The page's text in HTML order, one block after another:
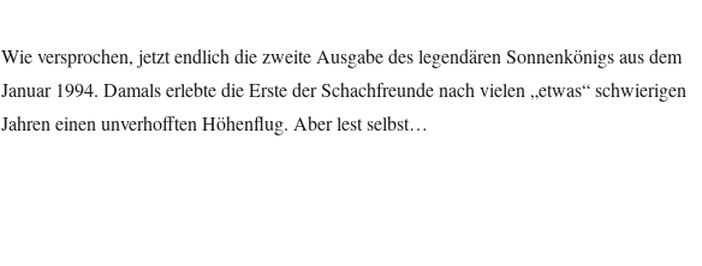
Wie versprochen, jetzt endlich die zweite Ausgabe des legendären Sonnenkönigs aus dem
Januar 1994. Damals erlebte die Erste der Schachfreunde nach vielen „etwas“ schwierigen
Jahren einen unverhofften Höhenflug. Aber lest selbst…